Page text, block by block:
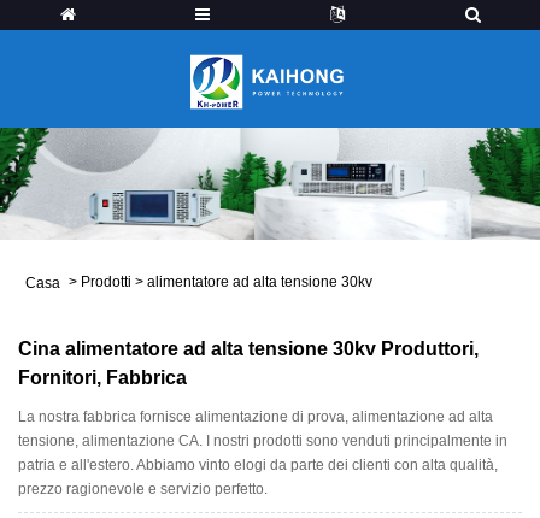
Casa > Prodotti > alimentatore ad alta tensione 30kv
Cina alimentatore ad alta tensione 30kv Produttori,
Fornitori, Fabbrica
La nostra fabbrica fornisce alimentazione di prova, alimentazione ad alta
tensione, alimentazione CA. I nostri prodotti sono venduti principalmente in
patria e all'estero. Abbiamo vinto elogi da parte dei clienti con alta qualità,
prezzo ragionevole e servizio perfetto.